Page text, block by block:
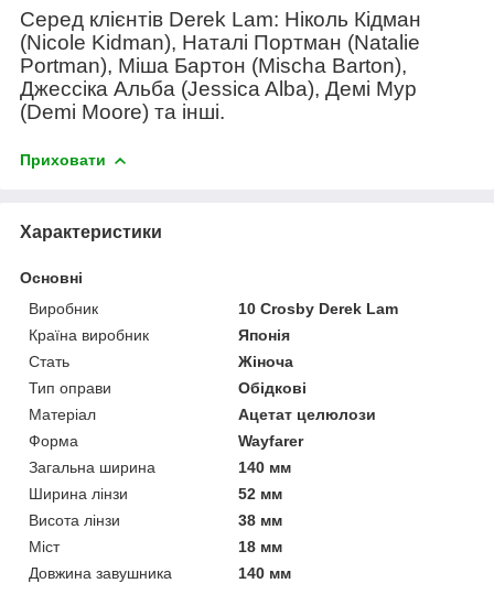
Серед клієнтів Derek Lam: Ніколь Кідман
(Nicole Kidman), Наталі Портман (Natalie
Portman), Міша Бартон (Mischa Barton),
Джессіка Альба (Jessica Alba), Демі Мур
(Demi Moore) та інші.
Приховати
Характеристики
Основні
Виробник
10 Crosby Derek Lam
Країна виробник
Японія
Стать
Жіноча
Тип оправи
Обідкові
Матеріал
Ацетат целюлози
Форма
Wayfarer
Загальна ширина
140 мм
Ширина лінзи
52 мм
Висота лінзи
38 мм
Міст
18 мм
Довжина завушника
140 мм